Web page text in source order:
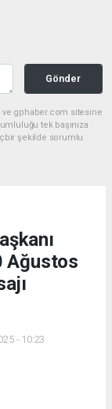
Gönder
ve gphaber.com sitesine
tek başınıza
şekilde sorumlu
Ağustos
- 10:23